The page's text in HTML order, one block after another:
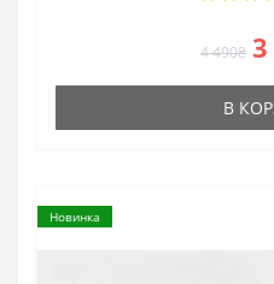
4 490₴
В
Новинка